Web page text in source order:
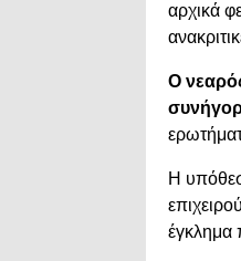
αρχικά
Ο
Η
έγκλημα